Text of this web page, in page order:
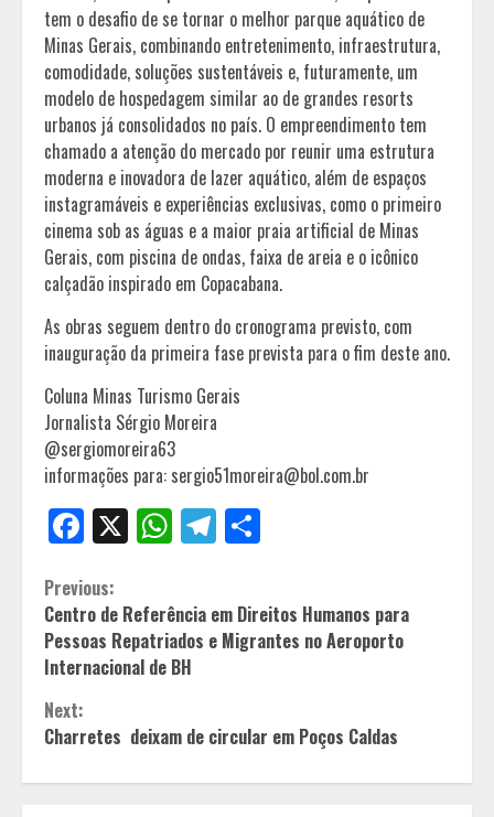
tem o desafio de se tornar o melhor parque aquático de
Minas Gerais, combinando entretenimento, infraestrutura,
comodidade, soluções sustentáveis e, futuramente, um
modelo de hospedagem similar ao de grandes resorts
urbanos já consolidados no país. O empreendimento tem
chamado a atenção do mercado por reunir uma estrutura
moderna e inovadora de lazer aquático, além de espaços
instagramáveis e experiências exclusivas, como o primeiro
cinema sob as águas e a maior praia artificial de Minas
Gerais, com piscina de ondas, faixa de areia e o icônico
calçadão inspirado em Copacabana.
As obras seguem dentro do cronograma previsto, com
inauguração da primeira fase prevista para o fim deste ano.
Coluna Minas Turismo Gerais
Jornalista Sérgio Moreira
@sergiomoreira63
informações para: sergio51moreira@bol.com.br
Facebook
X WhatsApp
Telegram
Continue
Reading
Previous:
Centro de Referência em Direitos Humanos para
Pessoas Repatriados e Migrantes no Aeroporto
Internacional de BH
Next:
Charretes deixam de circular em Poços Caldas